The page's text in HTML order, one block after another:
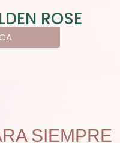
ROSE
SIEMPRE